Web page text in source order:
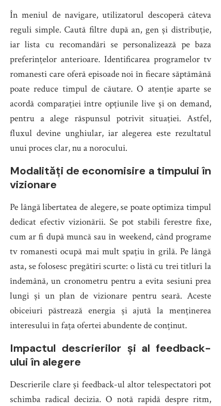
În meniul de navigare, utilizatorul descoperă câteva
reguli simple. Caută filtre după an, gen și distribuție,
iar lista cu recomandări se personalizează pe baza
preferințelor anterioare. Identificarea programelor tv
romanesti care oferă episoade noi în fiecare săptămână
poate reduce timpul de căutare. O atenție aparte se
acordă comparației între opțiunile live și on demand,
pentru a alege răspunsul potrivit situației. Astfel,
fluxul devine unghiular, iar alegerea este rezultatul
unui proces clar, nu a norocului.
Modalități de economisire a timpului în
vizionare
Pe lângă libertatea de alegere, se poate optimiza timpul
dedicat efectiv vizionării. Se pot stabili ferestre fixe,
cum ar fi după muncă sau în weekend, când programe
tv romanesti ocupă mai mult spațiu în grilă. Pe lângă
asta, se folosesc pregătiri scurte: o listă cu trei titluri la
îndemână, un cronometru pentru a evita sesiuni prea
lungi și un plan de vizionare pentru seară. Aceste
obiceiuri păstrează energia și ajută la menținerea
interesului în fața ofertei abundente de conținut.
Impactul descrierilor și al feedback-
ului în alegere
Descrierile clare și feedback-ul altor telespectatori pot
schimba radical decizia. O notă rapidă despre ritm,